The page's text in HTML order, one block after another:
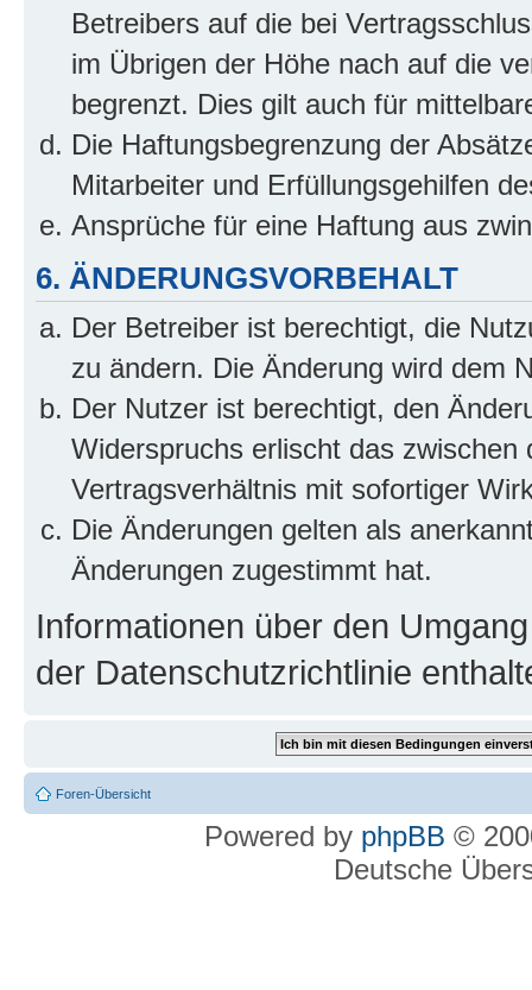
Betreibers auf die bei
im Übrigen der Höhe nach auf die
begrenzt. Dies gilt auch für
Die Haftungsbegrenzung der
Mitarbeiter und Erfüllungsgehilfen
Ansprüche für eine Haftung aus
6. ÄNDERUNGSVORBEHALT
Der Betreiber ist berechtigt, die
zu ändern. Die Änderung wird dem
Der Nutzer ist berechtigt, den
Widerspruchs erlischt das
Vertragsverhältnis mit sofortiger
Die Änderungen gelten als
Änderungen zugestimmt hat.
Informationen über den
der Datenschutzrichtlinie
Foren-Übersicht
Powered by phpBB ©
Deutsche